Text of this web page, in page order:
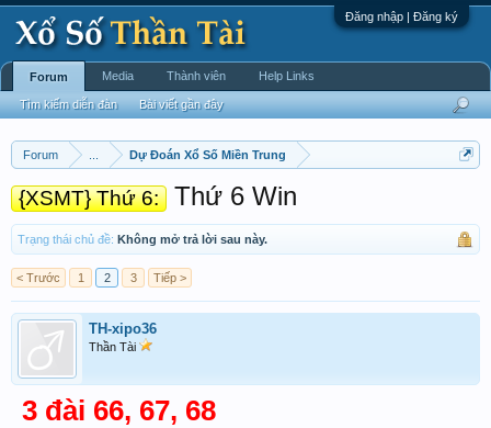
Đăng nhập | Đăng ký
Forum Dự Đoán Xổ Số Miền Trung
{XSMT} Thứ 6: Thứ 6 Win
Trạng thái chủ đề: Không mở trả lời sau này.
< Trước 1 2 3 Tiếp >
TH-xipo36
Thần Tài
3 đài 66, 67, 68
Forum
Tìm kiếm diễn đàn Bài viết gần đây
Media Thành viên Help Links